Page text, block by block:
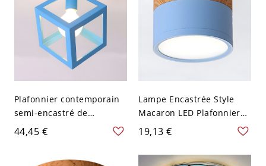
Plafonnier contemporain
semi-encastré de
chambre carrée en métal
bleu à 1 ampoule
44,45 €
Lampe Encastrée Style
Macaron LED Plafonnier
Métallique en Forme
Cylindrique - Bleu 110 V-
120 V Blanc
19,13 €